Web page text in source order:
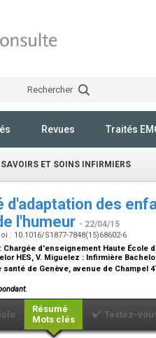
Rechercher
Revues Traités
SAVOIRS ET SOINS INFIRMIERS
d'adaptation des
l'humeur - 22/04/15
: 10.1016/S1877-7848(15)68602-6
: Chargée d'enseignement Haute École
HES, V. Miguelez : Infirmière
santé de Genève, avenue de Champel
Résumé
Mots clés
Testez-